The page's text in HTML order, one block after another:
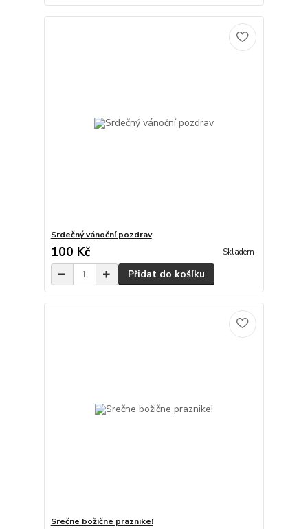
Srdečný vánoční pozdrav
100 Kč Skladem
Přidat do košíku
Srečne božične praznike!